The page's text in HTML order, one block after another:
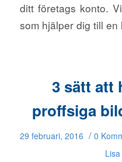
ditt företags konto.
som hjälper dig till en
3 sätt att
proffsiga
29 februari, 2016 / 0